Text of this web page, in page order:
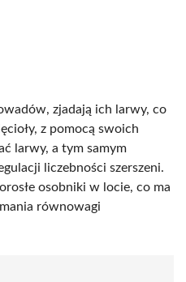
zjadają ich larwy, co
z pomocą swoich
larwy, a tym samym
liczebności szerszeni.
osobniki w locie, co ma
równowagi